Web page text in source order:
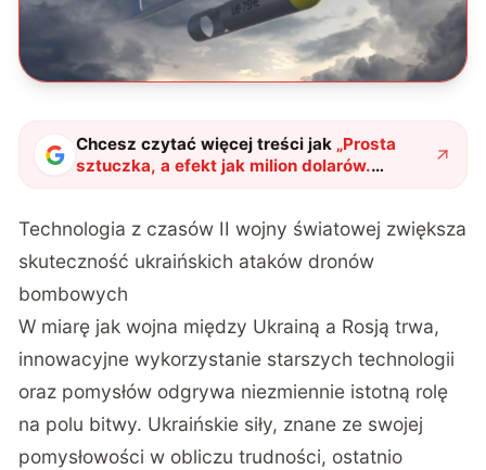
Chcesz czytać więcej treści jak „Prosta
sztuczka, a efekt jak milion dolarów.
Ukraina zmodernizowała swoje drony"?
Technologia z czasów II wojny światowej zwiększa
skuteczność ukraińskich ataków dronów
bombowych
W miarę jak wojna między Ukrainą a Rosją trwa,
innowacyjne wykorzystanie starszych technologii
oraz pomysłów odgrywa niezmiennie istotną rolę
na polu bitwy. Ukraińskie siły, znane ze swojej
pomysłowości w obliczu trudności, ostatnio